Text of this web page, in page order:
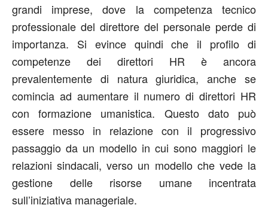
grandi imprese, dove la competenza tecnico
professionale del direttore del personale perde di
importanza. Si evince quindi che il profilo di
competenze dei direttori HR è ancora
prevalentemente di natura giuridica, anche se
comincia ad aumentare il numero di direttori HR
con formazione umanistica. Questo dato può
essere messo in relazione con il progressivo
passaggio da un modello in cui sono maggiori le
relazioni sindacali, verso un modello che vede la
gestione delle risorse umane incentrata
sull’iniziativa manageriale.